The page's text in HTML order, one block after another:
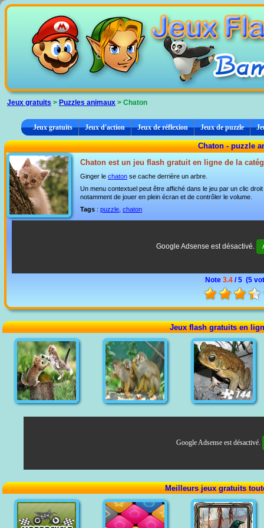
Jeux gratuits > Puzzles animaux > Chaton
Jeux gratuits Jeux d'action Jeux de réflexion Jeux de puzzle
Chaton - puzzle
Chaton est un jeu flash gratuit en ligne de la
Ginger le chaton se cache derrière un arbre.
Un menu contextuel peut être affiché dans le jeu par un clic
notamment de jouer en plein écran et de contrôler le volume.
Tags : puzzle chaton
Google Adsense est désactivé.
Note 3.4/ 5 (5
Jeux flash gratuits en
Google Adsense est désactivé.
Meilleurs jeux gratuits
Panneau de gestion des cookies